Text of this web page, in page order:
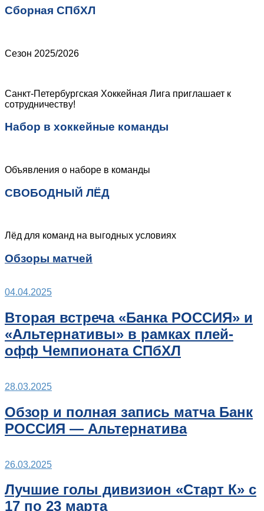
Сборная СПбХЛ
Сезон 2025/2026
Санкт-Петербургская Хоккейная Лига приглашает к
сотрудничеству!
Набор в хоккейные команды
Объявления о наборе в команды
СВОБОДНЫЙ ЛЁД
Лёд для команд на выгодных условиях
Обзоры матчей
04.04.2025
Вторая встреча «Банка РОССИЯ» и
«Альтернативы» в рамках плей-
офф Чемпионата СПбХЛ
28.03.2025
Обзор и полная запись матча Банк
РОССИЯ — Альтернатива
26.03.2025
Лучшие голы дивизион «Старт К» с
17 по 23 марта